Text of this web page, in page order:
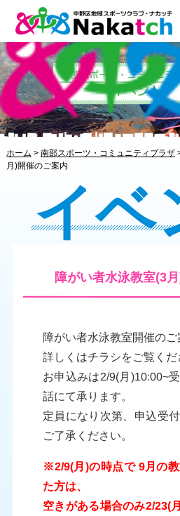
ホーム > 南部スポーツ・コミュニティプラザ
月)開催のご案内
イベ
障がい者水泳教室(3
障がい者水泳教室開催のご
詳しくはチラシをご覧くだ
お申込みは2/9(月)10:00~
話にて承ります。
定員になり次第、申込受
ご了承ください。
※2/9(月)の時点で 9月の
た方は、
空きがある場合のみ2/23(